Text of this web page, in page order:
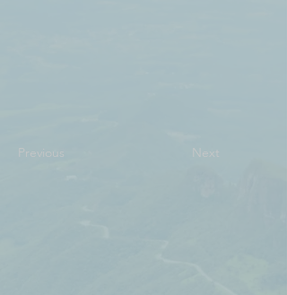
Previous Next